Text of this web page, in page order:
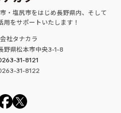
・塩尻市をはじめ長野県内、そして
用をサポートいたします！
社タナカラ
野県松本市中央3-1-8
31-8121
-31-8122